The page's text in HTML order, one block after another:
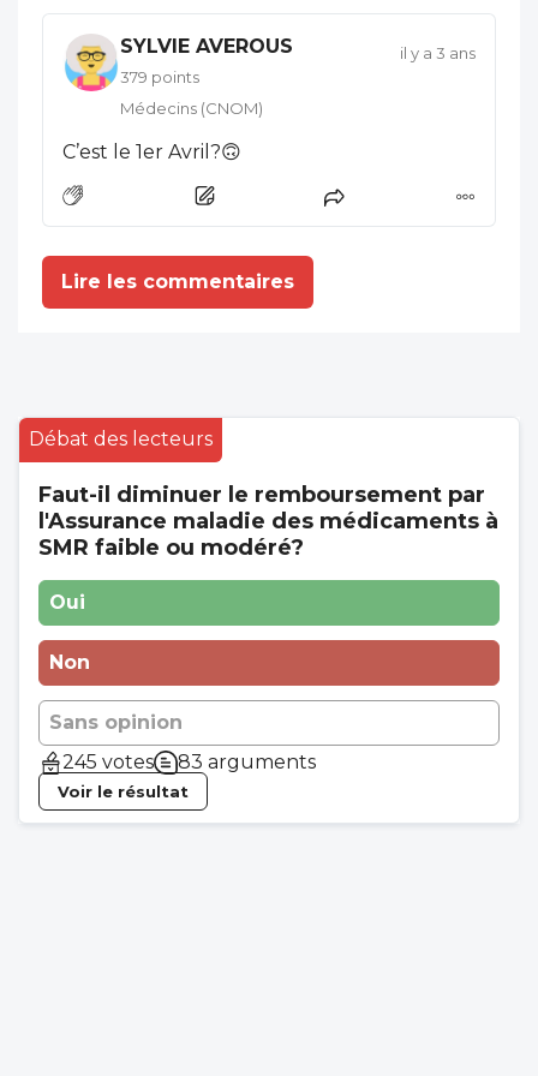
SYLVIE AVEROUS
379 points
Médecins (CNOM)
il y a 3 ans
C’est le 1er Avril?🙃
Lire les commentaires
Débat des lecteurs
Faut-il diminuer le remboursement par
l'Assurance maladie des médicaments à
SMR faible ou modéré?
Oui
Non
Sans opinion
245 votes
83 arguments
Voir le résultat